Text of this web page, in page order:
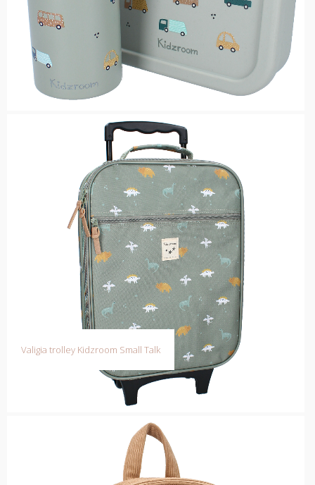
Valigia trolley Kidzroom Small Talk